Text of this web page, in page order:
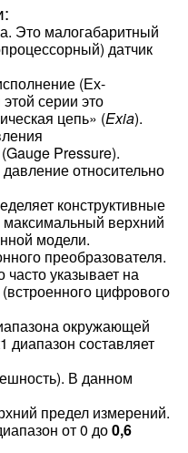
Это малогабаритный
датчик
(Ех-
серии это
цепь» (Exia).
Pressure).
относительно
конструктивные
верхний
модели.
преобразователя.
часто указывает на
цифрового
окружающей
диапазон составляет
В данном
предел измерений.
от 0 до0,6